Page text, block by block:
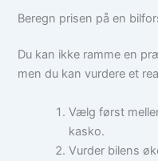
Beregn prisen på en
Du kan ikke ramme en
men du kan vurdere et
Vælg først
kasko.
Vurder bilens